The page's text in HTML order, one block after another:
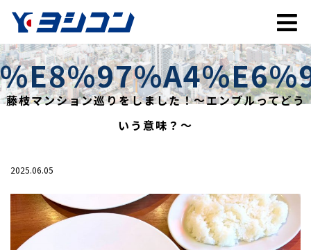
藤枝マンション巡りをしました！～エンブルってどう
いう意味？～
2025.06.05